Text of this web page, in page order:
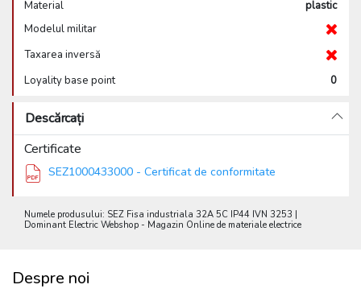
Material
plastic
Modelul militar
Taxarea inversă
Loyality base point
0
Descărcați
Certificate
SEZ1000433000 - Certificat de conformitate
Numele produsului: SEZ Fisa industriala 32A 5C IP44 IVN 3253 |
Dominant Electric Webshop - Magazin Online de materiale electrice
Despre noi